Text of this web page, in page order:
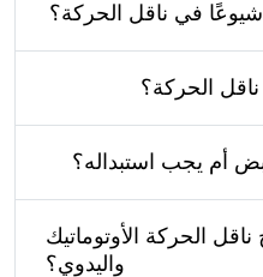
في ناقل الحركة؟
الحركة؟
أم يجب استبداله؟
الحركة الأوتوماتيك
واليدوي؟